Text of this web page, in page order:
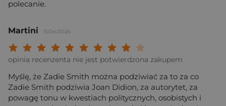
polecanie.
Martini 15/04/2026
Twoja ocena:
Twoja ocena: Wybitna 9/
Twoja ocena: Rewelacyjna 8/
Twoja ocena: Bardzo dobra 7/10"
Twoja ocena: Dobra 6/10"
Twoja ocena: Przeciętna 5/10"
Twoja ocena: Może być 4/10"
Twoja ocena: Słaba 3/10"
Twoja ocena: Bardzo słaba 2/10"
Twoja ocena: Beznadziejna 1/10"
opinia recenzenta nie jest potwierdzona zakupem
Myślę, że Zadie Smith można podziwiać za to za co
Zadie Smith podziwia Joan Didion, za autorytet, za
powagę tonu w kwestiach politycznych, osobistych i